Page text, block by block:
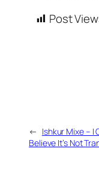
Post
← Ishkur Mixe – I
Believe It’s Not